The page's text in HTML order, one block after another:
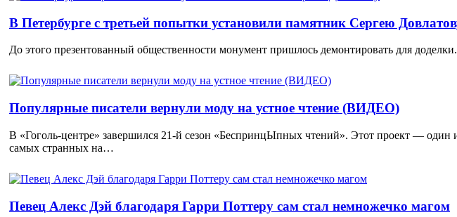
В Петербурге с третьей попытки установили памятник Сергею
До этого презентованный общественности монумент пришлось демонтировать для доделки.
Популярные писатели вернули моду на устное чтение (ВИДЕО)
В «Гоголь-центре» завершился 21-й сезон «БеспринцЫпных чтений». Этот проект — один
самых странных на…
Певец Алекс Дэй благодаря Гарри Поттеру сам стал немножечко магом